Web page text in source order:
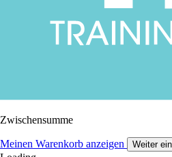
Zwischensumme
Meinen Warenkorb anzeigen Weiter